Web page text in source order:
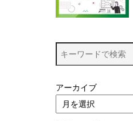
アーカイブ